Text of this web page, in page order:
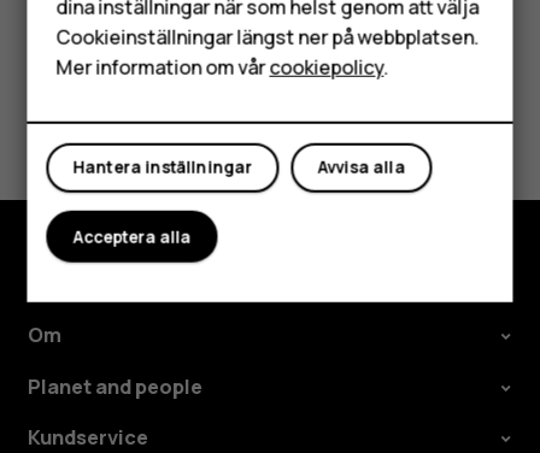
Surfplattor
Var detta till hjälp?
Ja Nej
Om
Planet and people
Kundservice
dina inställningar när som helst genom att välja
Cookieinställningar längst ner på webbplatsen.
Mer information om vårcookiepolicy.
Avvisa alla
Hantera inställningar
Acceptera alla